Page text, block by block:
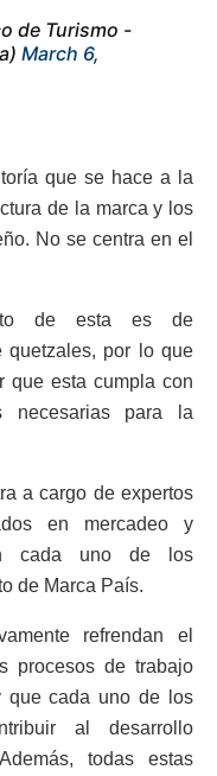
de Turismo -
March 6,
que se hace a la
de la marca y los
No se centra en el
de esta es de
quetzales, por lo que
que esta cumpla con
necesarias para la
a cargo de expertos
en mercadeo y
cada uno de los
de Marca País.
refrendan el
procesos de trabajo
que cada uno de los
al desarrollo
todas estas